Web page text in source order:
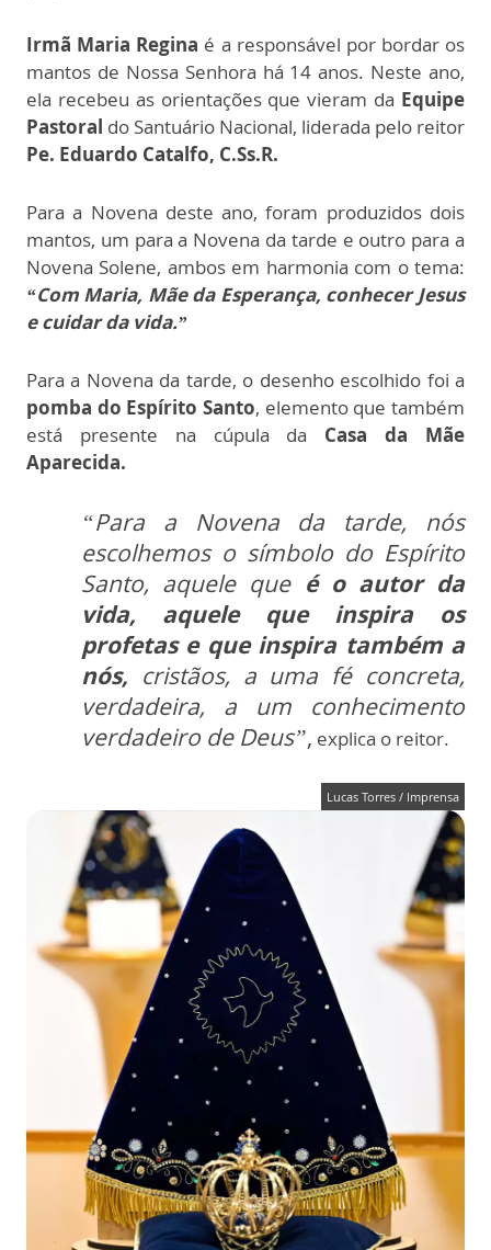
Irmã Maria Regina é a responsável por bordar os
mantos de Nossa Senhora há 14 anos. Neste ano,
ela recebeu as orientações que vieram da Equipe
Pastoral do Santuário Nacional, liderada pelo reitor
Pe. Eduardo Catalfo, C.Ss.R.
Para a Novena deste ano, foram produzidos dois
mantos, um para a Novena da tarde e outro para a
Novena Solene, ambos em harmonia com o tema:
“Com Maria, Mãe da Esperança, conhecer Jesus
e cuidar da vida.”
Para a Novena da tarde, o desenho escolhido foi a
pomba do Espírito Santo, elemento que também
está presente na cúpula da Casa da Mãe
Aparecida.
“Para a Novena da tarde, nós
escolhemos o símbolo do Espírito
Santo, aquele que é o autor da
vida, aquele que inspira os
profetas e que inspira também a
nós, cristãos, a uma fé concreta,
verdadeira, a um conhecimento
verdadeiro de Deus”, explica o reitor.
Lucas Torres / Imprensa